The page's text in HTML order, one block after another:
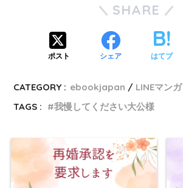
SHARE
ポスト シェア はてブ
CATEGORY : ebookjapan LINEマンガ
TAGS :
我慢してください大公様